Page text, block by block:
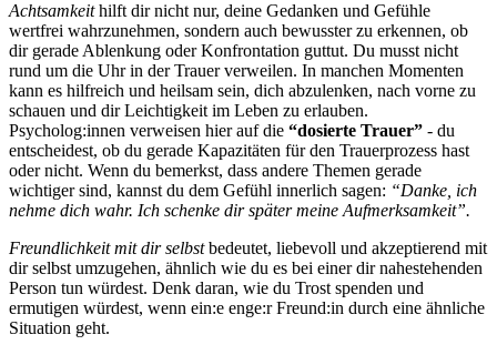
Achtsamkeithilft dir nicht nur, deine Gedanken und Gefühle
wertfrei wahrzunehmen, sondern auch bewusster zu erkennen, ob
dir gerade Ablenkung oder Konfrontation guttut. Du musst nicht
rund um die Uhr in der Trauer verweilen. In manchen Momenten
kann es hilfreich und heilsam sein, dich abzulenken, nach vorne zu
schauen und dir Leichtigkeit im Leben zu erlauben.
Psycholog:innen verweisen hier auf die “dosierte Trauer” - du
entscheidest, ob du gerade Kapazitäten für den Trauerprozess hast
oder nicht. Wenn du bemerkst, dass andere Themen gerade
wichtiger sind, kannst du dem Gefühl innerlich sagen: “Danke, ich
nehme dich wahr. Ich schenke dir später meine Aufmerksamkeit”.
Freundlichkeit mit dir selbstbedeutet, liebevoll und akzeptierend mit
dir selbst umzugehen, ähnlich wie du es bei einer dir nahestehenden
Person tun würdest. Denk daran, wie du Trost spenden und
ermutigen würdest, wenn ein:e enge:r Freund:in durch eine ähnliche
Situation geht.